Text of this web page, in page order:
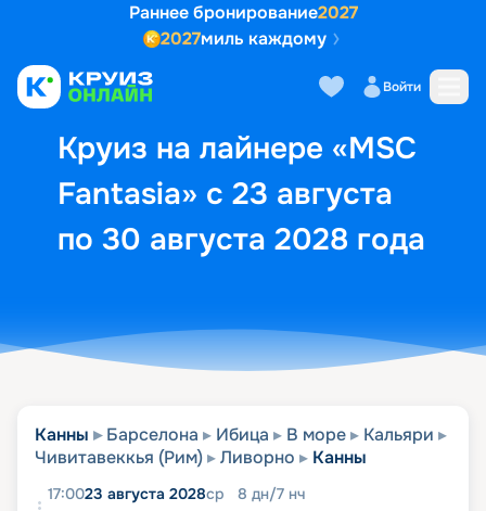
Раннее бронирование2027
2027миль каждому
Войти
Круиз на лайнере «MSC
Fantasia» с 23 августа
по 30 августа 2028 года
Выбор кают Маршрут и
Канны Барселона Ибица В море
Кальяри
Чивитавеккья (Рим)
Ливорно Канны
17:0023 августа 2028ср 8 дн/7 нч